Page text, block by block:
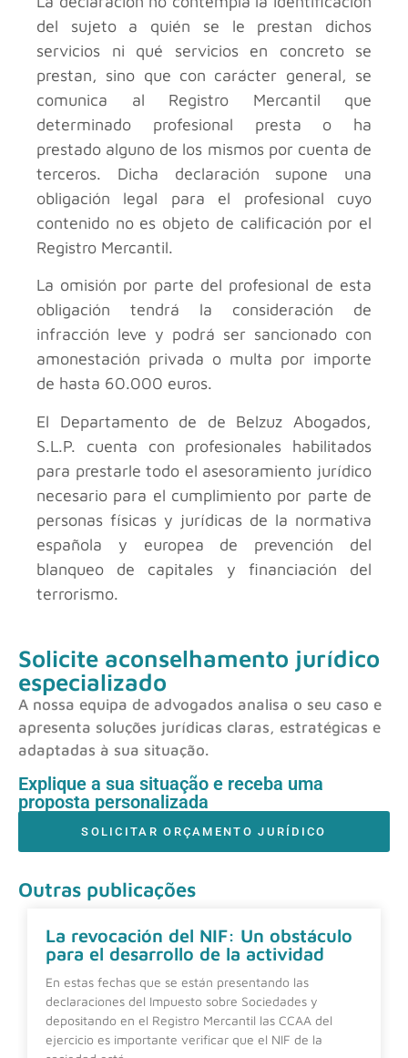
del sujeto a quién se le prestan dichos
servicios ni qué servicios en concreto se
prestan, sino que con carácter general, se
comunica al Registro Mercantil que
determinado profesional presta o ha
prestado alguno de los mismos por cuenta de
terceros. Dicha declaración supone una
obligación legal para el profesional cuyo
contenido no es objeto de calificación por el
Registro Mercantil.
La omisión por parte del profesional de esta
obligación tendrá la consideración de
infracción leve y podrá ser sancionado con
amonestación privada o multa por importe
de hasta 60.000 euros.
El Departamento de de Belzuz Abogados,
S.L.P. cuenta con profesionales habilitados
para prestarle todo el asesoramiento jurídico
necesario para el cumplimiento por parte de
personas físicas y jurídicas de la normativa
española y europea de prevención del
blanqueo de capitales y financiación del
terrorismo.
Solicite aconselhamento jurídico
especializado
A nossa equipa de advogados analisa o seu caso e
apresenta soluções jurídicas claras, estratégicas e
adaptadas à sua situação.
Explique a sua situação e receba uma
proposta personalizada
SOLICITAR ORÇAMENTO JURÍDICO
Outras publicações
La revocación del NIF: Un obstáculo
para el desarrollo de la actividad
En estas fechas que se están presentando las
declaraciones del Impuesto sobre Sociedades y
depositando en el Registro Mercantil las CCAA del
ejercicio es importante verificar que el NIF de la